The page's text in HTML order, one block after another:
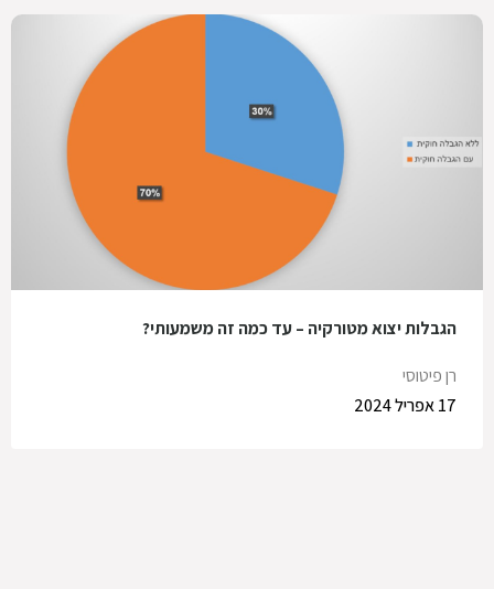
הגבלות יצוא מטורקיה – עד כמה זה משמעותי?
רן פיטוסי
17 אפריל 2024